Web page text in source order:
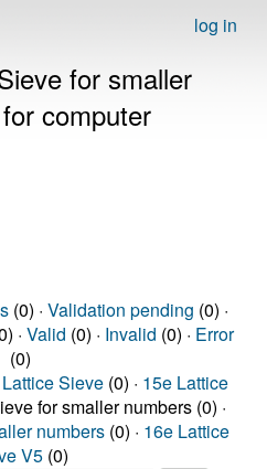
log in
for smaller
computer
(0) · Validation pending (0) ·
· Valid (0) · Invalid (0) · Error
(0)
Sieve (0) · 15e Lattice
for smaller numbers (0) ·
numbers (0) · 16e Lattice
V5 (0)